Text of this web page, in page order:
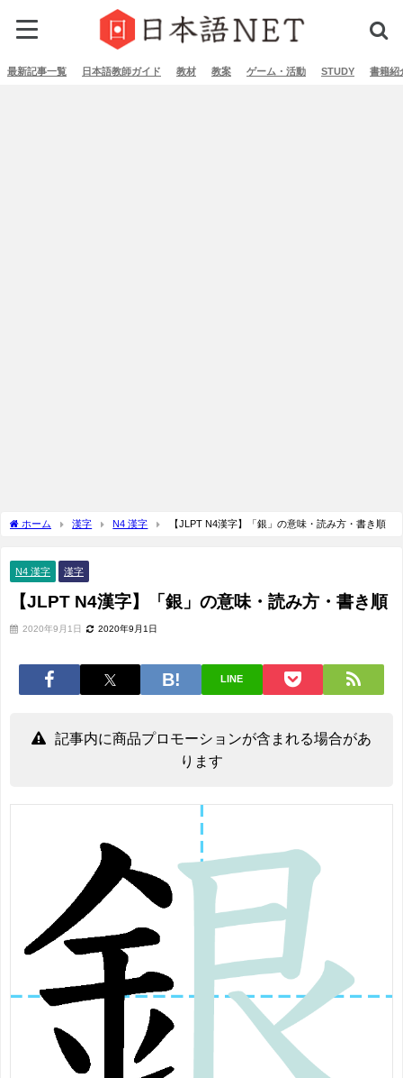
最新記事一覧 日本語教師ガイド 教材 教案 ゲーム・活動 STUDY 書籍紹
ホーム 漢字 N4 漢字 【JLPT N4漢字】「銀」の意味・読み方・書き順
N4 漢字 漢字
【JLPT N4漢字】「銀」の意味・読み方・書き順
2020年9月1日 2020年9月1日
LINE
記事内に商品プロモーションが含まれる場合があ
ります